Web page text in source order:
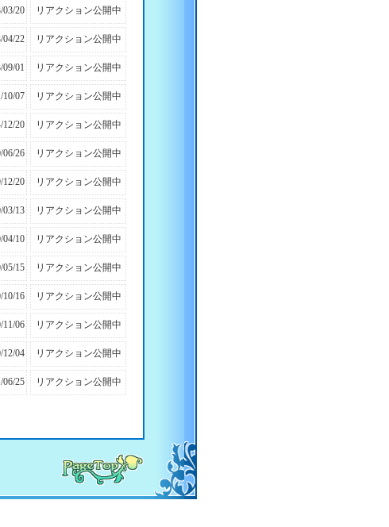
03/20 リアクション公開中
04/22 リアクション公開中
09/01 リアクション公開中
10/07 リアクション公開中
12/20 リアクション公開中
06/26 リアクション公開中
12/20 リアクション公開中
03/13 リアクション公開中
04/10 リアクション公開中
05/15 リアクション公開中
10/16 リアクション公開中
11/06 リアクション公開中
12/04 リアクション公開中
06/25 リアクション公開中